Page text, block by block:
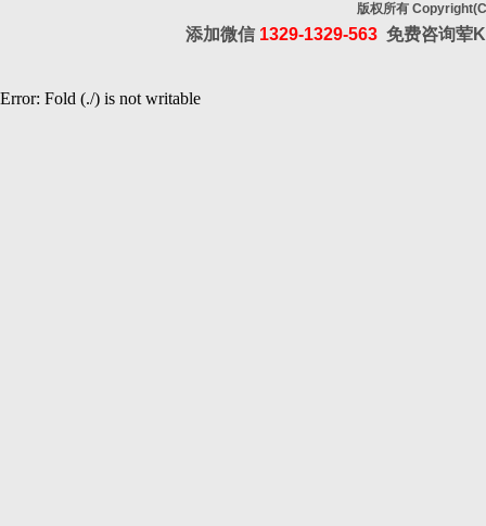
版权所有
添加微信 1329-1329-563 免费咨询荤
Error: Fold (./) is not writable